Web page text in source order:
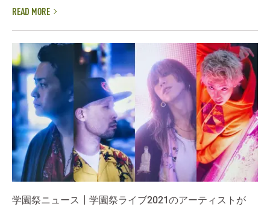
READ MORE
学園祭ニュース┃学園祭ライブ2021のアーティストが